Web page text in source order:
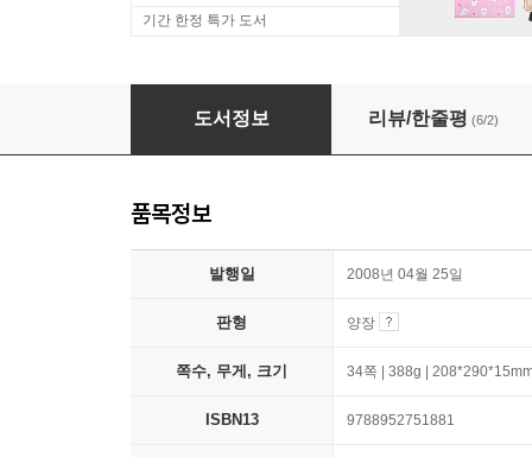
기간 한정 특가 도서
도서정보 리뷰/한줄평 (6/2)
품목정보
발행일 2008년 04월 25일
판형 양장
쪽수, 무게, 크기 34쪽 | 388g |
ISBN13 9788952751881